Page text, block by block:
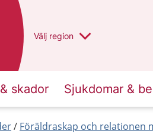
Du har valt region
Välj en annan
region
skador Sjukdomar &
Föräldraskap och relationen